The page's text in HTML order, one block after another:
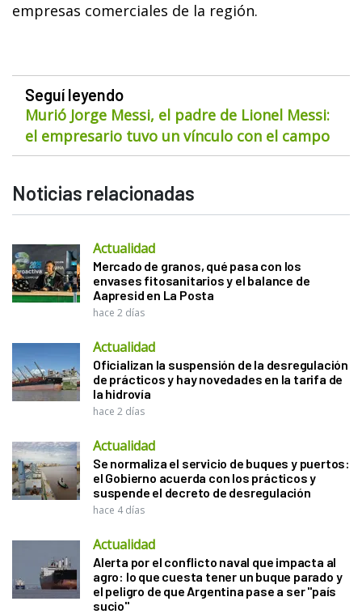
empresas comerciales de la región.
Seguí leyendo
Murió Jorge Messi, el padre de Lionel Messi:
el empresario tuvo un vínculo con el campo
Noticias relacionadas
Actualidad
Mercado de granos, qué pasa con los
envases fitosanitarios y el balance de
Aapresid en La Posta
hace 2 días
Actualidad
Oficializan la suspensión de la desregulación
de prácticos y hay novedades en la tarifa de
la hidrovía
hace 2 días
Actualidad
Se normaliza el servicio de buques y puertos:
el Gobierno acuerda con los prácticos y
suspende el decreto de desregulación
hace 4 días
Actualidad
Alerta por el conflicto naval que impacta al
agro: lo que cuesta tener un buque parado y
el peligro de que Argentina pase a ser "país
sucio"